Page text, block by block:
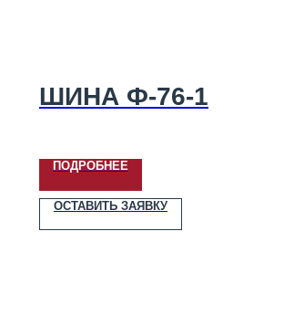
ШИНА Ф-76-1
ПОДРОБНЕЕ
ОСТАВИТЬ ЗАЯВКУ